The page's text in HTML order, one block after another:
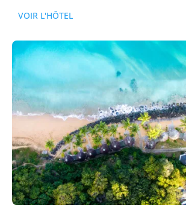
VOIR L'HÔTEL